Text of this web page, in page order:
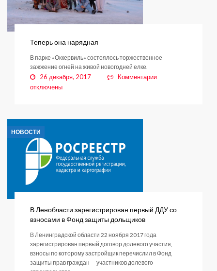
Теперь она нарядная
В парке «Оккервиль» состоялось торжественное
зажжение огней на живой новогодней елке.
26 декабря, 2017 Комментариик
отключены
НОВОСТИ
В Ленобласти зарегистрирован первый ДДУ со
взносами в Фонд защиты дольщиков
В Ленинградской области 22 ноября 2017 года
зарегистрирован первый договор долевого участия,
взносы по которому застройщик перечислил в Фонд
защиты прав граждан — участников долевого